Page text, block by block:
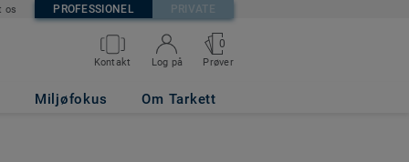
os PROFESSIONEL PRIVATE
Kontakt Log på
0
Prøver
Miljøfokus Om Tarkett